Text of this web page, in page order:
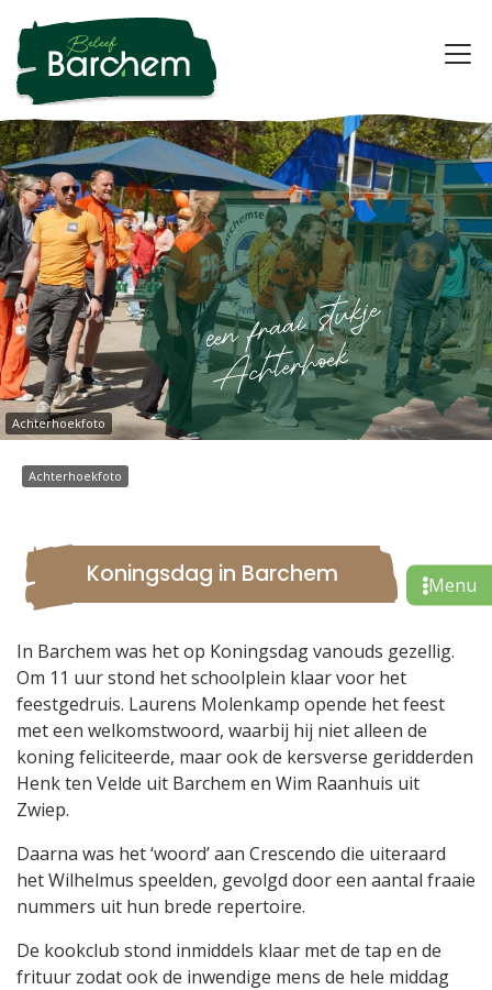
Achterhoekfoto
Koningsdag in Barchem
In Barchem was het op Koningsdag vanouds gezellig.
Om 11 uur stond het schoolplein klaar voor het
feestgedruis. Laurens Molenkamp opende het feest
met een welkomstwoord, waarbij hij niet alleen de
koning feliciteerde, maar ook de kersverse geridderden
Henk ten Velde uit Barchem en Wim Raanhuis uit
Zwiep.
Daarna was het ‘woord’ aan Crescendo die uiteraard
het Wilhelmus speelden, gevolgd door een aantal fraaie
nummers uit hun brede repertoire.
De kookclub stond inmiddels klaar met de tap en de
frituur zodat ook de inwendige mens de hele middag
Achterhoekfoto